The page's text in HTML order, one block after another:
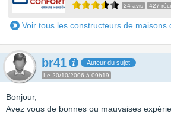
24 avis 427
Voir tous les constructeurs de maisons
br41 Auteur du sujet
Le 20/10/2006 à 09h19
Bonjour,
Avez vous de bonnes ou mauvaises